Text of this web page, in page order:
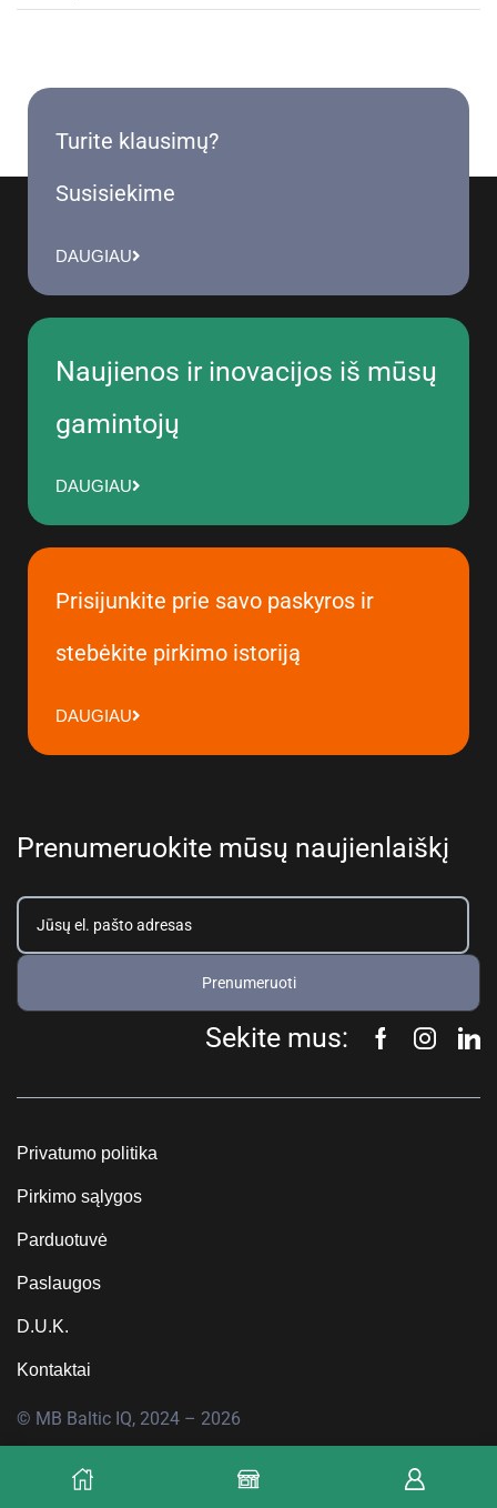
Turite klausimų?
Susisiekime
DAUGIAU
Naujienos ir inovacijos iš mūsų
gamintojų
DAUGIAU
Prisijunkite prie savo paskyros ir
stebėkite pirkimo istoriją
DAUGIAU
Prenumeruokite mūsų naujienlaiškį
Prenumeruoti
Sekite mus:
Privatumo politika
Pirkimo sąlygos
Parduotuvė
Paslaugos
D.U.K.
Kontaktai
© MB Baltic IQ, 2024 – 2026